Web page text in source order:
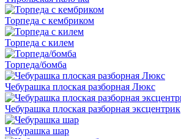
Торпеда с кембриком
Торпеда с килем
Торпеда/бомба
Чебурашка плоская разборная Люкс
Чебурашка плоская разборная эксцентрик
Чебурашка шар